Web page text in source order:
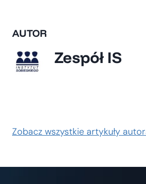
AUTOR
Zespół IS
Zobacz wszystkie artykuły